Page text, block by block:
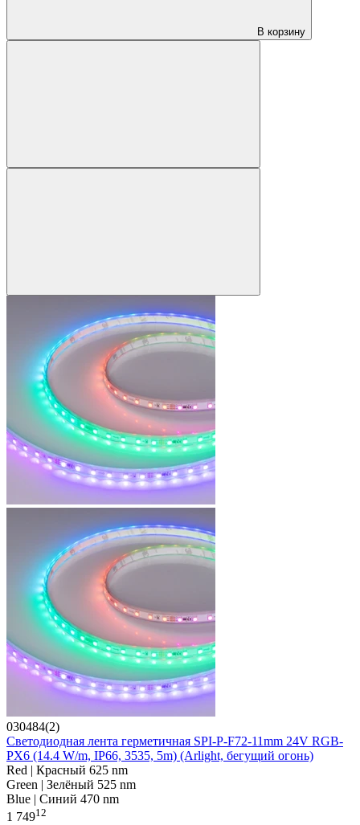
В корзину
030484(2)
Светодиодная лента герметичная SPI-P-F72-11mm 24V RGB-
PX6 (14.4 W/m, IP66, 3535, 5m) (Arlight, бегущий огонь)
Red | Красный 625 nm
Green | Зелёный 525 nm
Blue | Синий 470 nm
1 74912